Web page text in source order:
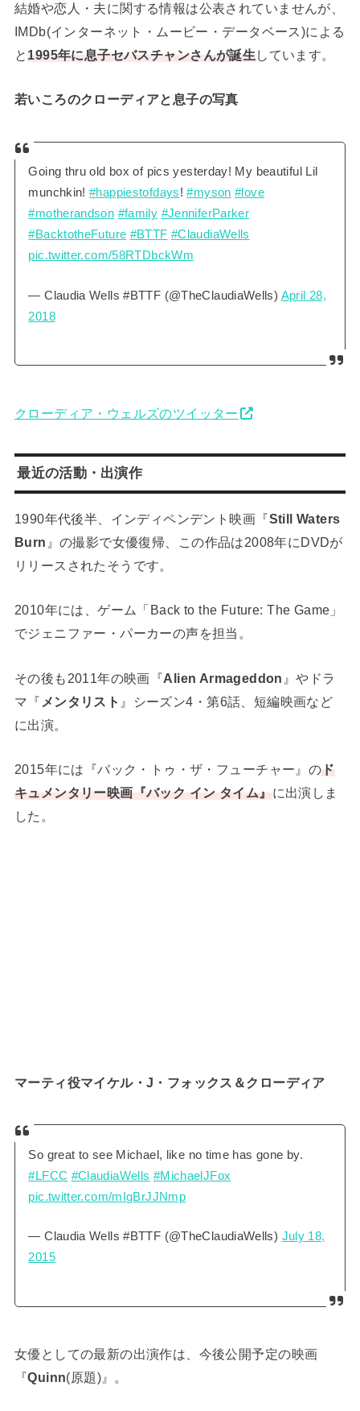
結婚や恋人・夫に関する情報は公表されていませんが、
IMDb(インターネット・ムービー・データベース)による
と 1995年に息子セバスチャンさんが誕生 しています。
若いころのクローディアと息子の写真
Going thru old box of pics yesterday! My beautiful Lil
munchkin!#happiestofdays!#myson #love
#motherandson #family #JenniferParker
#BacktotheFuture #BTTF #ClaudiaWells
pic.twitter.com/58RTDbckWm
— Claudia Wells #BTTF (@TheClaudiaWells) April 28,
2018
クローディア・ウェルズのツイッター
最近の活動・出演作
1990年代後半、インディペンデント映画『Still Waters
Burn 』の撮影で女優復帰、この作品は2008年にDVDが
リリースされたそうです。
2010年には、ゲーム「Back to the Future: The Game」
でジェニファー・パーカーの声を担当。
その後も2011年の映画『Alien Armageddon 』やドラ
マ『 メンタリスト 』シーズン4・第6話、短編映画など
に出演。
2015年には『バック・トゥ・ザ・フューチャー』の ド
キュメンタリー映画『バック イン タイム』 に出演しま
した。
マーティ役マイケル・J・フォックス＆クローディア
So great to see Michael, like no time has gone by.
#LFCC #ClaudiaWells #MichaelJFox
pic.twitter.com/mIgBrJJNmp
— Claudia Wells #BTTF (@TheClaudiaWells) July 18,
2015
女優としての最新の出演作は、今後公開予定の映画
『Quinn(原題)』。